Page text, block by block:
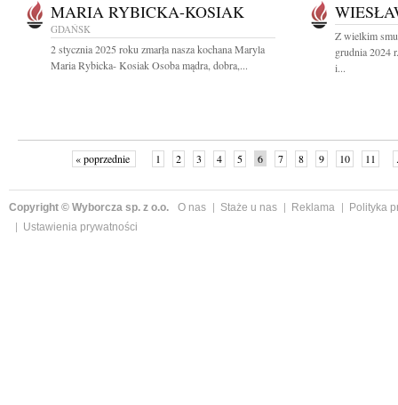
MARIA RYBICKA-KOSIAK
GDAŃSK
2 stycznia 2025 roku zmarła nasza kochana Maryla
Maria Rybicka- Kosiak Osoba mądra, dobra,...
Z wielkim
grudnia 2024
i...
« poprzednie 1 2 3 4 5 6 7 8 9 10 11
Copyright © Wyborcza sp. z o.o. O nas Staże u nas Reklama
Polityka
Ustawienia prywatności